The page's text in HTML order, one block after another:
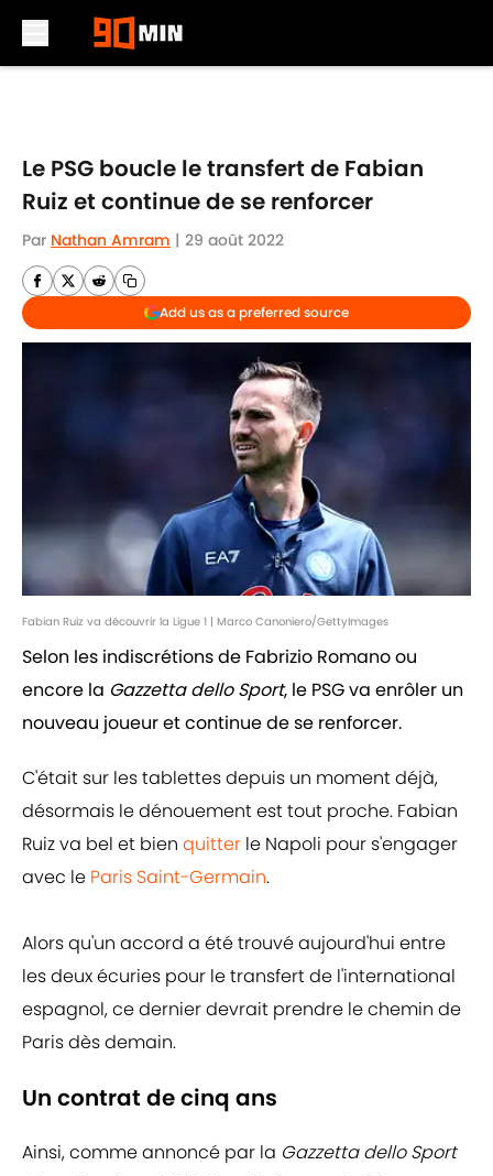
Le PSG boucle le transfert de Fabian
Ruiz et continue de se renforcer
Par Nathan Amram | 29 août 2022
Add us as a preferred source
Fabian Ruiz va découvrir la Ligue 1 | Marco Canoniero/GettyImages
Selon les indiscrétions de Fabrizio Romano ou
encore la Gazzetta dello Sport, le PSG va enrôler un
nouveau joueur et continue de se renforcer.
C'était sur les tablettes depuis un moment déjà,
désormais le dénouement est tout proche. Fabian
Ruiz va bel et bien quitter le Napoli pour s'engager
avec le Paris Saint-Germain.
Alors qu'un accord a été trouvé aujourd'hui entre
les deux écuries pour le transfert de l'international
espagnol, ce dernier devrait prendre le chemin de
Paris dès demain.
Un contrat de cinq ans
Ainsi, comme annoncé par la Gazzetta dello Sport